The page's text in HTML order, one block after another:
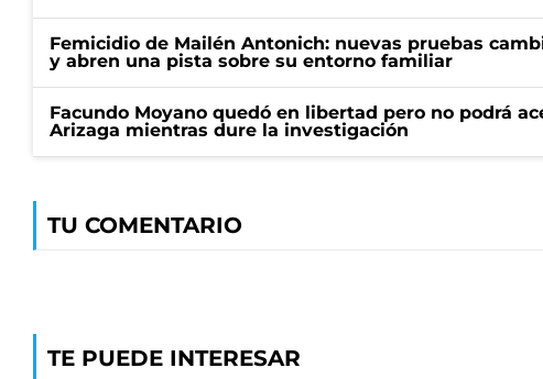
Femicidio de Mailén Antonich: nuevas pruebas
y abren una pista sobre su entorno familiar
Facundo Moyano quedó en libertad pero no podrá
Arizaga mientras dure la investigación
TU COMENTARIO
TE PUEDE INTERESAR